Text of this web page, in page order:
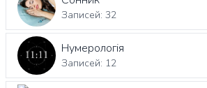
Записей: 32
Нумерологія
Записей: 12